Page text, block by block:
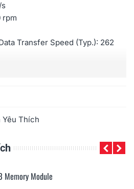
s
rpm
Transfer Speed (Typ.): 262
2.5 million hours
Yêu Thích
Memory Module